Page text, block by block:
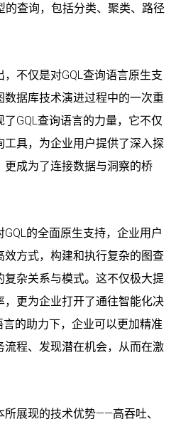
的查询，包括分类、聚类、路径
不仅是对GQL查询语言原生支
据库技术演进过程中的一次重
GQL查询语言的力量，它不仅
具，为企业用户提供了深入探
成为了连接数据与洞察的桥
的全面原生支持，企业用户
方式，构建和执行复杂的图查
杂关系与模式。这不仅极大提
更为企业打开了通往智能化决
的助力下，企业可以更加精准
程、发现潜在机会，从而在激
展现的技术优势——高吞吐、